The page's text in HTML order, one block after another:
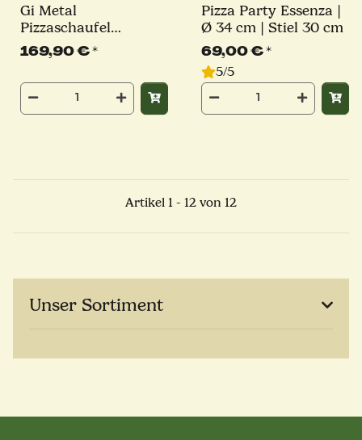
Gi Metal
Pizzaschaufel
Evoluzione | Ø 36 cm |
Stiel 30 cm | eckig
169,90 €*
Pizza Party Essenza |
Ø 34 cm | Stiel 30 cm
69,00 €*
5/5
Artikel 1 - 12 von 12
Unser Sortiment